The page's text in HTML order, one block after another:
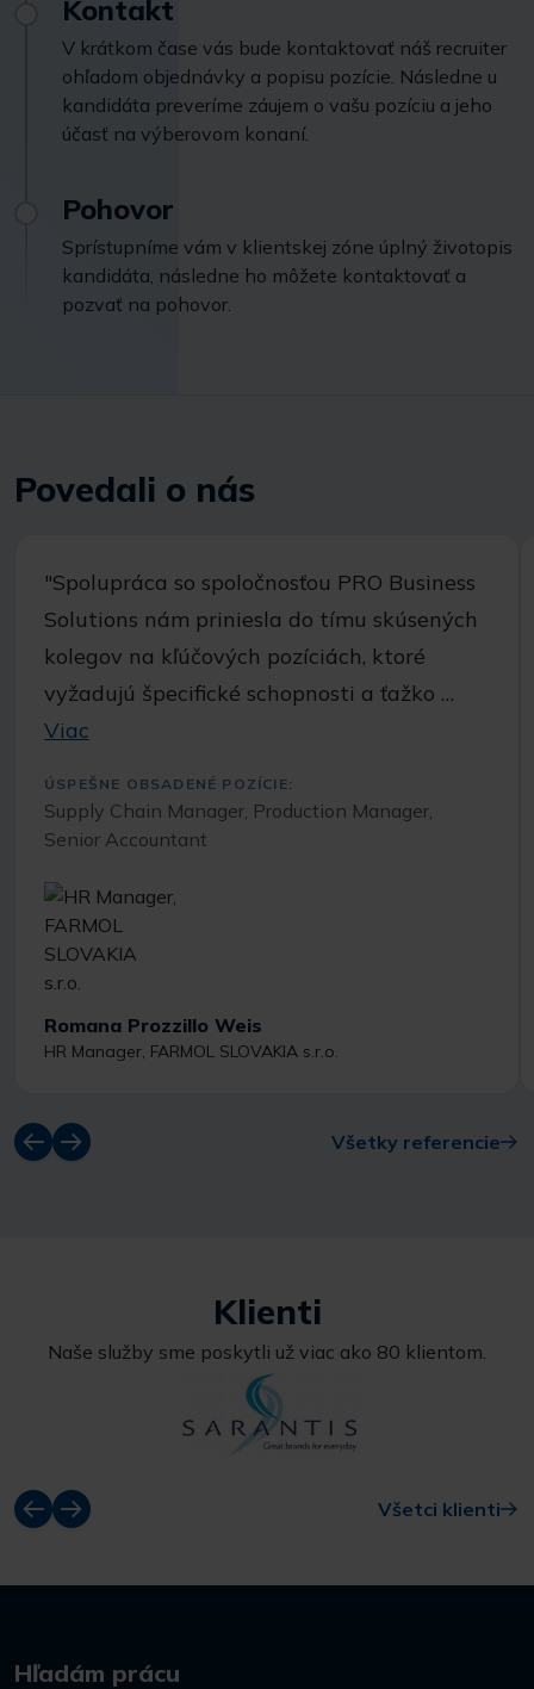
Kontakt
V krátkom čase vás bude kontaktovať náš recruiter
ohľadom objednávky a popisu pozície. Následne u
kandidáta preveríme záujem o vašu pozíciu a jeho
účasť na výberovom konaní.
Pohovor
Sprístupníme vám v klientskej zóne úplný životopis
kandidáta, následne ho môžete kontaktovať a
pozvať na pohovor.
Povedali o nás
"Spolupráca so spoločnosťou PRO Business
Solutions nám priniesla do tímu skúsených
kolegov na kľúčových pozíciách, ktoré
vyžadujú špecifické schopnosti a ťažko …
Viac
ÚSPEŠNE OBSADENÉ POZÍCIE:
Supply Chain Manager, Production Manager,
Senior Accountant
Romana Prozzillo Weis
HR Manager, FARMOL SLOVAKIA s.r.o.
Všetky referencie
Klienti
Naše služby sme poskytli už viac ako 80 klientom.
Všetci klienti
Hľadám prácu